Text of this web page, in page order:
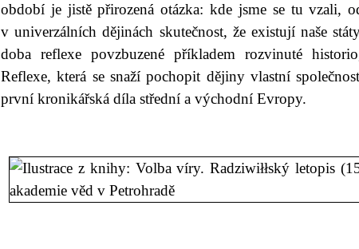
období je jistě přirozená otázka: kde jsme se tu vzali,
v univerzálních dějinách skutečnost, že existují naše
doba reflexe povzbuzené příkladem rozvinuté
Reflexe, která se snaží pochopit dějiny vlastní
první kronikářská díla střední a východní Evropy.